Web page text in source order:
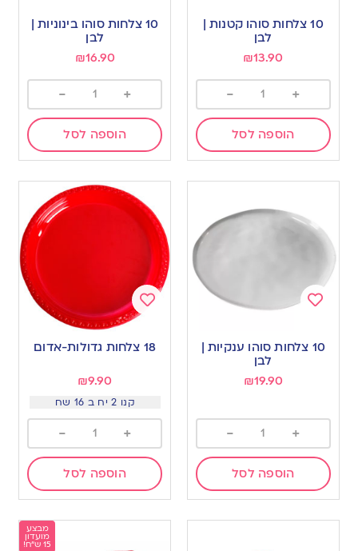
to 10 צלחות סוהו קטנות |
לבן
₪13.90
+
-
הוספה לסל
to 10 צלחות סוהו בינוניות |
לבן
₪16.90
+
-
הוספה לסל
to
10 צלחות סוהו ענקיות |
לבן
₪19.90
+
-
הוספה לסל
Add
to
18 צלחות גדולות-אדום
₪9.90
קנו 2 יח ב 16 שח
+
-
הוספה לסל
מבצע
מועדון
15 ש"ח!